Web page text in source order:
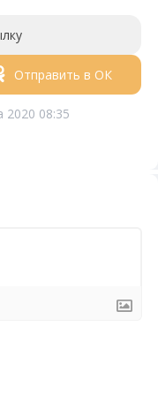
Отправить в ОК
2020 08:35